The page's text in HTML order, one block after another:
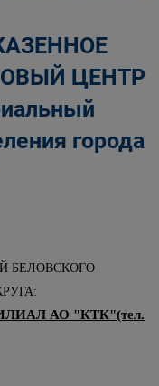
службы
учреждение
Белово
ЦЕНТР
города
БЕЛОВСКОГО
АО "КТК"(тел.